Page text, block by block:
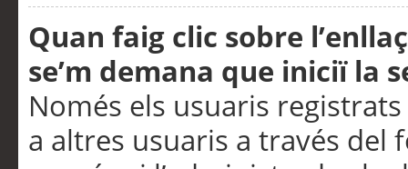
Quan faig clic sobre
se’m demana que iniciï la
Només els usuaris
a altres usuaris a través